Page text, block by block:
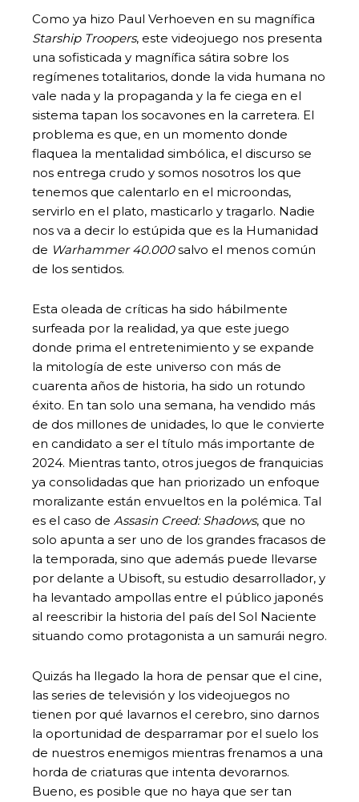
Como ya hizo Paul Verhoeven en su magnífica
Starship Troopers, este videojuego nos presenta
una sofisticada y magnífica sátira sobre los
regímenes totalitarios, donde la vida humana no
vale nada y la propaganda y la fe ciega en el
sistema tapan los socavones en la carretera. El
problema es que, en un momento donde
flaquea la mentalidad simbólica, el discurso se
nos entrega crudo y somos nosotros los que
tenemos que calentarlo en el microondas,
servirlo en el plato, masticarlo y tragarlo. Nadie
nos va a decir lo estúpida que es la Humanidad
de Warhammer 40.000salvo el menos común
de los sentidos.
Esta oleada de críticas ha sido hábilmente
surfeada por la realidad, ya que este juego
donde prima el entretenimiento y se expande
la mitología de este universo con más de
cuarenta años de historia, ha sido un rotundo
éxito. En tan solo una semana, ha vendido más
de dos millones de unidades, lo que le convierte
en candidato a ser el título más importante de
2024. Mientras tanto, otros juegos de franquicias
ya consolidadas que han priorizado un enfoque
moralizante están envueltos en la polémica. Tal
es el caso de Assasin Creed: Shadows, que no
solo apunta a ser uno de los grandes fracasos de
la temporada, sino que además puede llevarse
por delante a Ubisoft, su estudio desarrollador, y
ha levantado ampollas entre el público japonés
al reescribir la historia del país del Sol Naciente
situando como protagonista a un samurái negro.
Quizás ha llegado la hora de pensar que el cine,
las series de televisión y los videojuegos no
tienen por qué lavarnos el cerebro, sino darnos
la oportunidad de desparramar por el suelo los
de nuestros enemigos mientras frenamos a una
horda de criaturas que intenta devorarnos.
Bueno, es posible que no haya que ser tan